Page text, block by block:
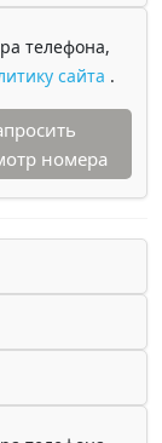
телефона,
сайта .
номера